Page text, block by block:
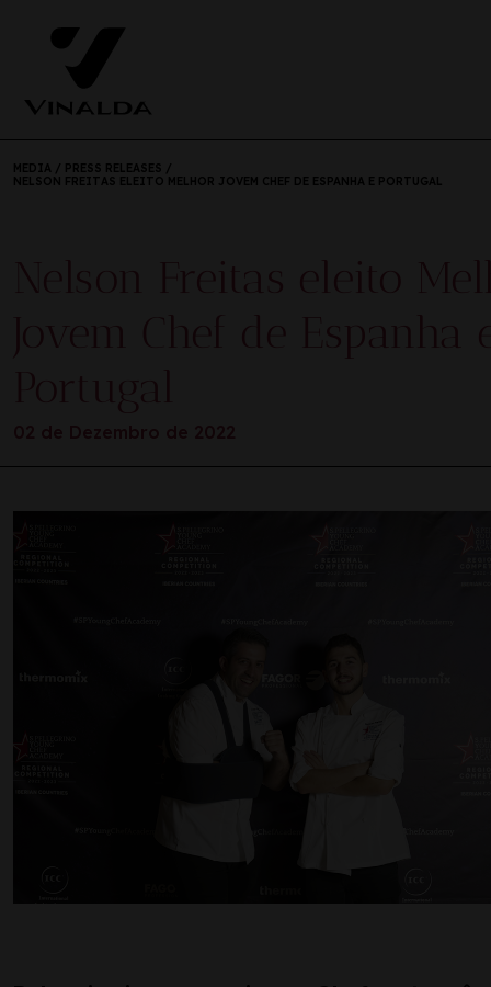
MEDIA / PRESS RELEASES /
NELSON FREITAS ELEITO MELHOR JOVEM CHEF DE ESPANHA E PORTUGAL